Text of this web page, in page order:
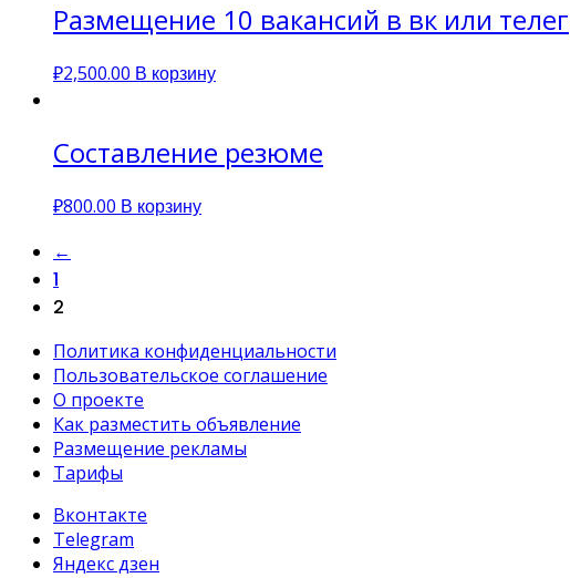
Размещение 10 вакансий в вк или
₽2,500.00 В корзину
Составление резюме
₽800.00 В корзину
←
1
2
Политика конфиденциальности
Пользовательское соглашение
О проекте
Как разместить объявление
Размещение рекламы
Тарифы
Вконтакте
Telegram
Яндекс дзен